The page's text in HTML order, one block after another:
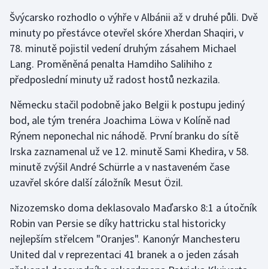
Lyže a snowboard
Moderní pětiboj
Motorsport
Olympijské hry
Parasport
Plavání
Plážový volejbal
Ragby
Rychlobruslení
Švýcarsko rozhodlo o výhře v Albánii až v druhé půli. Dvě
minuty po přestávce otevřel skóre Xherdan Shaqiri, v
78. minutě pojistil vedení druhým zásahem Michael
Lang. Proměněná penalta Hamdiho Salihiho z
předposlední minuty už radost hostů nezkazila.
Německu stačil podobně jako Belgii k postupu jediný
bod, ale tým trenéra Joachima Löwa v Kolíně nad
Rýnem neponechal nic náhodě. První branku do sítě
Irska zaznamenal už ve 12. minutě Sami Khedira, v 58.
minutě zvýšil André Schürrle a v nastaveném čase
uzavřel skóre další záložník Mesut Özil.
Nizozemsko doma deklasovalo Maďarsko 8:1 a útočník
Robin van Persie se díky hattricku stal historicky
nejlepším střelcem "Oranjes". Kanonýr Manchesteru
United dal v reprezentaci 41 branek a o jeden zásah